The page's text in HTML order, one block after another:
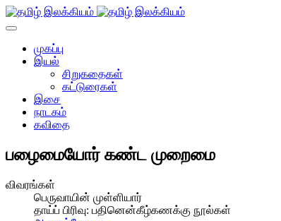
முகப்பு
இயல்
சிறுகதைகள்
கட்டுரைகள்
இசை
நாடகம்
கவிதை
பழைமையோர் கண்ட முறைமை
விவரங்கள்
பெருவாயின் முள்ளியார்
தாய்ப் பிரிவு: பதினென்கீழ்கணக்கு நூல்கள்